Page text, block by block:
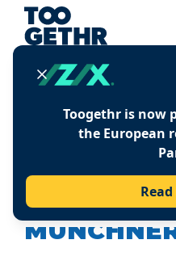
Toogethr is now
the European
ANSTELLE